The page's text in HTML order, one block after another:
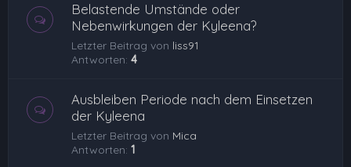
Belastende Umstände oder
Nebenwirkungen der Kyleena?
Letzter Beitrag von liss91
Antworten: 4
Ausbleiben Periode nach dem Einsetzen
der Kyleena
Letzter Beitrag von Mica
Antworten: 1